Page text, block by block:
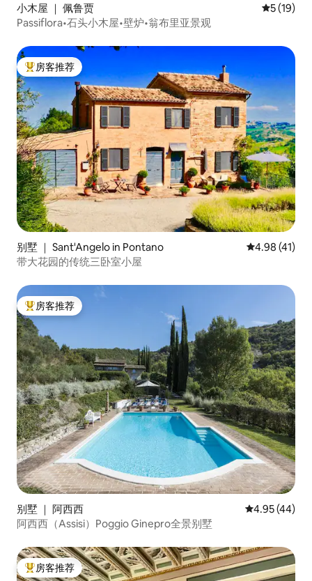
小木屋 ｜ 佩鲁贾 平均评分
5 (19)
Passiflora•石头小木屋•壁炉•翁布里亚景观
热门「房客推荐」
房客推荐
别墅 ｜ Sant'Angelo in Pontano 平均评分
4.98 (41)
带大花园的传统三卧室小屋
热门「房客推荐」
房客推荐
别墅 ｜ 阿西西 平均评分
4.95 (44)
阿西西（Assisi）Poggio Ginepro全景别墅
热门「房客推荐」
房客推荐